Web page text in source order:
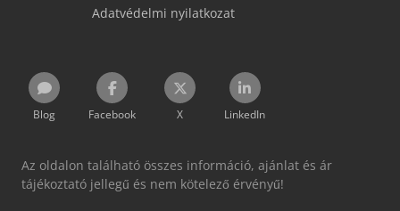
Adatvédelmi nyilatkozat
Blog Facebook X LinkedIn
Az oldalon található összes információ, ajánlat és ár
tájékoztató jellegű és nem kötelező érvényű!